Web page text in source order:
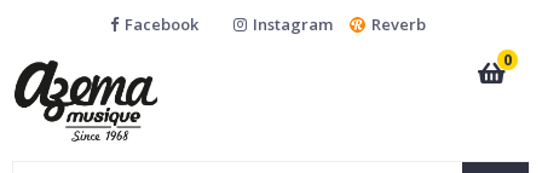
Facebook Instagram
Reverb
0